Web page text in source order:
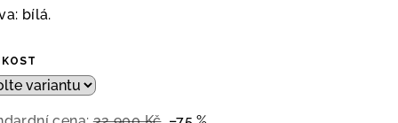
bílá.